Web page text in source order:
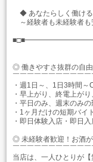
◆ あなたらしく働け
～経験者も未経験者も
◎ 働きやすさ抜群の自由
￣￣￣￣￣￣￣￣￣￣
・週1日～、1日3時間～
・早上がり、終電上が
・平日のみ、週末のみの
・1ヶ月だけの短期バイ
・即日体験入店・即日入
◎ 未経験者歓迎！お酒
￣￣￣￣￣￣￣￣￣￣
当店は、一人ひとりが